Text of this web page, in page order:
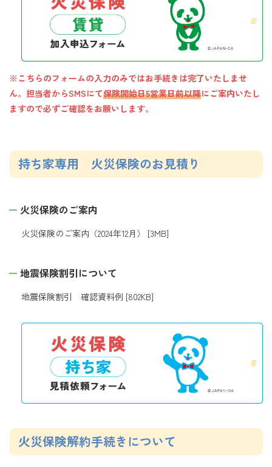
※こちらのフォームの入力のみではお手続きは完了いたしませ
ん。担当者からSMSにて保険開始日5営業日前以降にご案内いたし
ますので必ずご確認をお願いします。
持ち家専用 火災保険のお見積り
火災保険のご案内
火災保険のご案内（2024年12月） [3MB]
地震保険割引について
地震保険割引 確認資料例 [802KB]
火災保険解約手続きについて